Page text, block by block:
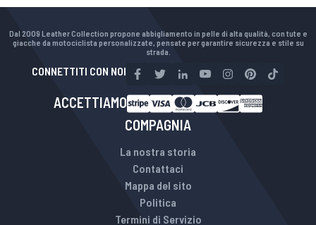
Dal 2009 Leather Collection propone abbigliamento in pelle di alta qualità, con tute e
giacche da motociclista personalizzate, pensate per garantire sicurezza e stile su
strada.
CONNETTITI CON NOI
ACCETTIAMO
COMPAGNIA
La nostra storia
Contattaci
Mappa del sito
Politica
Termini di Servizio